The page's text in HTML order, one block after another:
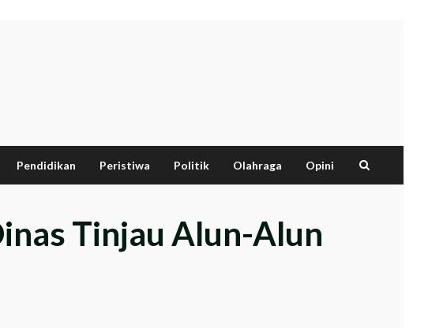
Pendidikan Peristiwa Politik Olahraga Opini
Tinjau Alun-Alun